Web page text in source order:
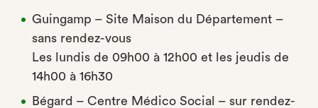
Guingamp – Site Maison du Département –
sans rendez-vous
Les lundis de 09h00 à 12h00 et les jeudis de
14h00 à 16h30
Bégard – Centre Médico Social – sur rendez-